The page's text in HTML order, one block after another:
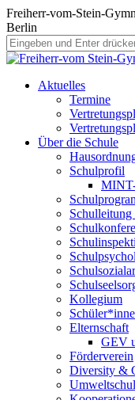
Freiherr-vom-Stein-
Berlin
Aktuelles
Termine
Über die Schule
Schulprofil
Kollegium
Elternschaft
GEV
Förderverein
Diversity &